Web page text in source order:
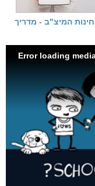
המיצ"ב - מדריך
Error loading